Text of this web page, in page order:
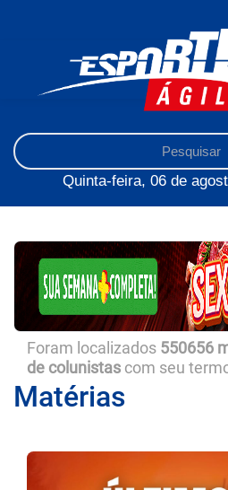
Quinta-feira, 06 de
Foram localizados 550656
de colunistas com seu
Matérias